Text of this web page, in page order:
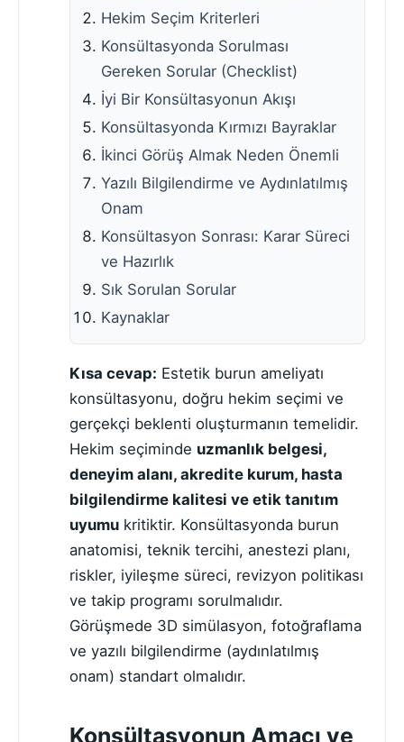
Hekim Seçim Kriterleri
Konsültasyonda Sorulması
Gereken Sorular (Checklist)
İyi Bir Konsültasyonun Akışı
Konsültasyonda Kırmızı Bayraklar
İkinci Görüş Almak Neden Önemli
Yazılı Bilgilendirme ve Aydınlatılmış
Onam
Konsültasyon Sonrası: Karar Süreci
ve Hazırlık
Sık Sorulan Sorular
Kaynaklar
Kısa cevap: Estetik burun ameliyatı
konsültasyonu, doğru hekim seçimi ve
gerçekçi beklenti oluşturmanın temelidir.
Hekim seçiminde uzmanlık belgesi,
deneyim alanı, akredite kurum, hasta
bilgilendirme kalitesi ve etik tanıtım
uyumu kritiktir. Konsültasyonda burun
anatomisi, teknik tercihi, anestezi planı,
riskler, iyileşme süreci, revizyon politikası
ve takip programı sorulmalıdır.
Görüşmede 3D simülasyon, fotoğraflama
ve yazılı bilgilendirme (aydınlatılmış
onam) standart olmalıdır.
Konsültasyonun Amacı ve